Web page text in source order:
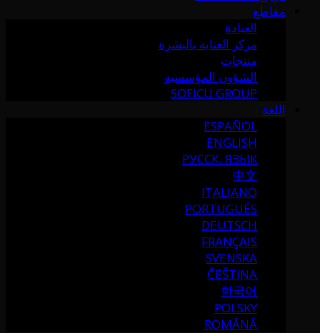
مقاطع
العيادة
مركز العناية بالبشرة
منتجات
الشؤون المؤسسية
SOFICU GROUP
اللغة
ESPAÑOL
ENGLISH
РУССК. ЯЗЫК
中文
ITALIANO
PORTUGUÉS
DEUTSCH
FRANÇAIS
SVENSKA
ČEŠTINA
한국어
POLSKY
ROMÂNĂ